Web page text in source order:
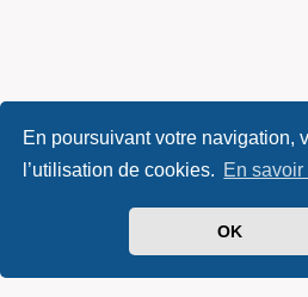
En poursuivant votre navigation,
l’utilisation de cookies. En savoir
OK